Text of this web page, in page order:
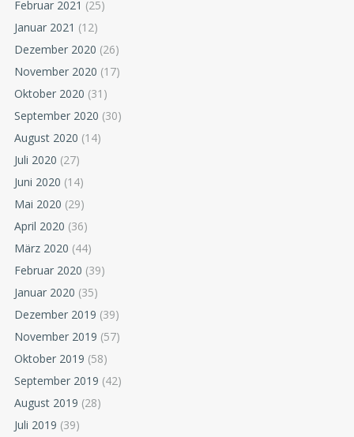
Februar 2021 (25)
Januar 2021 (12)
Dezember 2020 (26)
November 2020 (17)
Oktober 2020 (31)
September 2020 (30)
August 2020 (14)
Juli 2020 (27)
Juni 2020 (14)
Mai 2020 (29)
April 2020 (36)
März 2020 (44)
Februar 2020 (39)
Januar 2020 (35)
Dezember 2019 (39)
November 2019 (57)
Oktober 2019 (58)
September 2019 (42)
August 2019 (28)
Juli 2019 (39)